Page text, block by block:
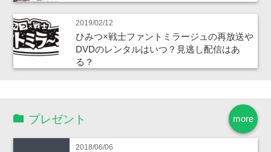
2019/02/12
ひみつ×戦士ファントミラージュの再放送や
DVDのレンタルはいつ？見逃し配信はあ
る？
more
プレゼント
2018/06/06